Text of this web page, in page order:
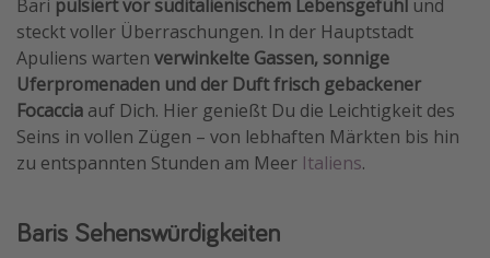
Reise Journal
Familienurlaub in der Türkei
Rundreisen in Thailand
Bahnreisen in der Schweiz
Reisepassfreie Reiseziele
Silvesterreisen
Bari pulsiert vor süditalienischem Lebensgefühl und
steckt voller Überraschungen. In der Hauptstadt
Apuliens warten verwinkelte Gassen, sonnige
Uferpromenaden und der Duft frisch gebackener
Focaccia auf Dich. Hier genießt Du die Leichtigkeit des
Seins in vollen Zügen – von lebhaften Märkten bis hin
zu entspannten Stunden am Meer Italiens.
Baris Sehenswürdigkeiten